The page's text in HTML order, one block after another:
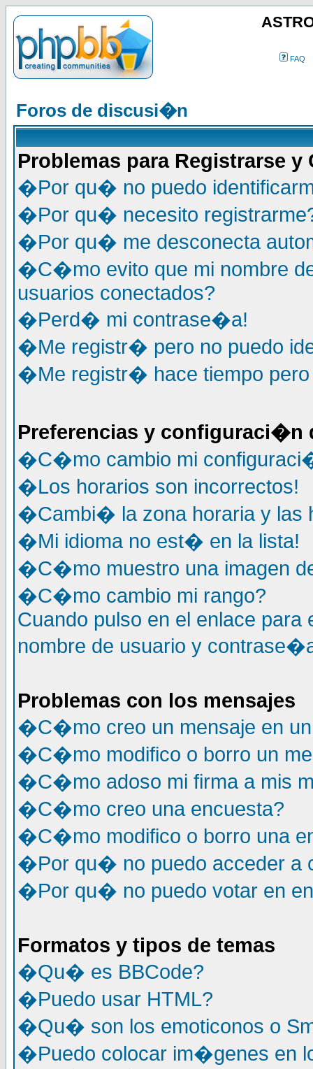
FAQ
Foros de discusi�n
Problemas para Registrarse y
�Por qu� no puedo
�Por qu� necesito
�Por qu� me desconecta
�C�mo evito que mi nombre
usuarios conectados?
�Perd� mi contrase�a!
�Me registr� pero no puedo
�Me registr� hace tiempo pero
Preferencias y configuraci�n
�C�mo cambio mi
�Los horarios son incorrectos!
�Cambi� la zona horaria y las
�Mi idioma no est� en la lista!
�C�mo muestro una imagen
�C�mo cambio mi rango?
Cuando pulso en el enlace
nombre de usuario y
Problemas con los mensajes
�C�mo creo un mensaje en un
�C�mo modifico o borro un
�C�mo adoso mi firma a mis
�C�mo creo una encuesta?
�C�mo modifico o borro una
�Por qu� no puedo acceder a
�Por qu� no puedo votar en
Formatos y tipos de temas
�Qu� es BBCode?
�Puedo usar HTML?
�Qu� son los emoticonos o
�Puedo colocar im�genes en